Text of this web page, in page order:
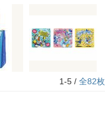
1-5 / 全82枚